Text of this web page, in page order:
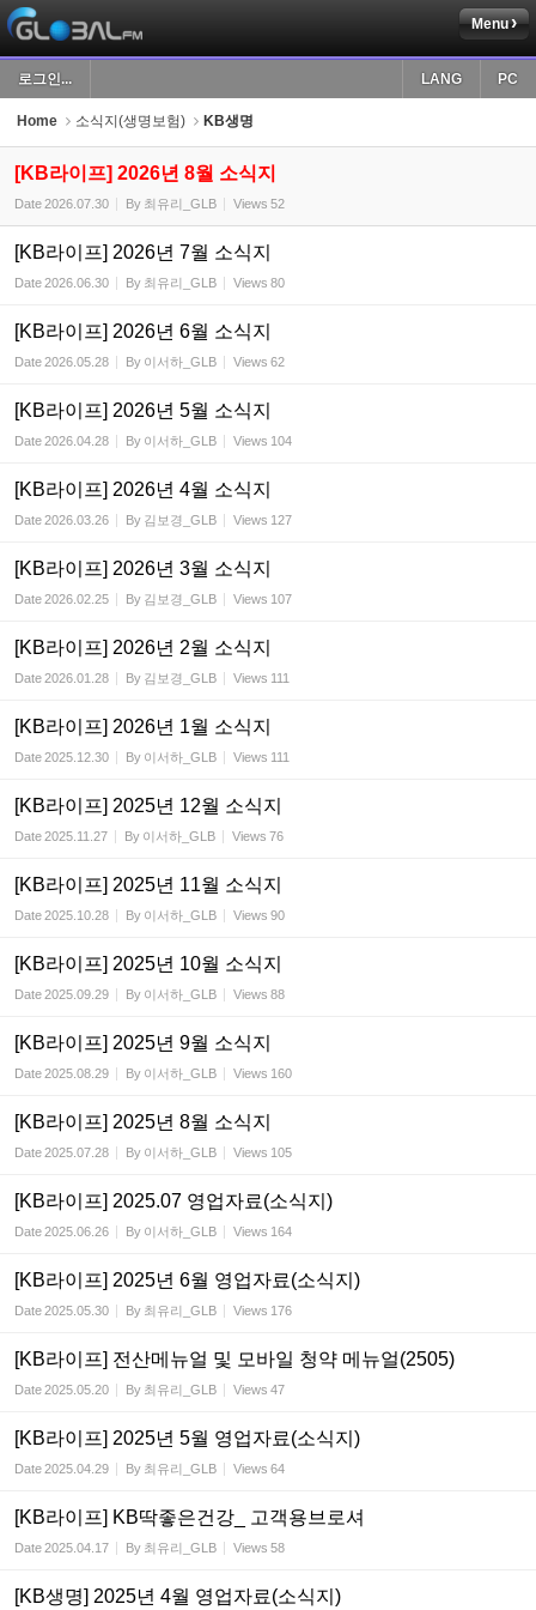
Menu
로그인... PC
LANG
Home 소식지(생명보험) KB생명
[KB라이프] 2026년 8월 소식지
Date2026.07.30 By 최유리_GLB Views 52
[KB라이프] 2026년 7월 소식지
Date2026.06.30 By 최유리_GLB Views 80
[KB라이프] 2026년 6월 소식지
Date2026.05.28 By 이서하_GLB Views 62
[KB라이프] 2026년 5월 소식지
Date2026.04.28 By 이서하_GLB Views 104
[KB라이프] 2026년 4월 소식지
Date2026.03.26 By 김보경_GLB Views 127
[KB라이프] 2026년 3월 소식지
Date2026.02.25 By 김보경_GLB Views 107
[KB라이프] 2026년 2월 소식지
Date2026.01.28 By 김보경_GLB Views 111
[KB라이프] 2026년 1월 소식지
Date2025.12.30 By 이서하_GLB Views 111
[KB라이프] 2025년 12월 소식지
Date2025.11.27 By 이서하_GLB Views 76
[KB라이프] 2025년 11월 소식지
Date2025.10.28 By 이서하_GLB Views 90
[KB라이프] 2025년 10월 소식지
Date2025.09.29 By 이서하_GLB Views 88
[KB라이프] 2025년 9월 소식지
Date2025.08.29 By 이서하_GLB Views 160
[KB라이프] 2025년 8월 소식지
Date2025.07.28 By 이서하_GLB Views 105
[KB라이프] 2025.07 영업자료(소식지)
Date2025.06.26 By 이서하_GLB Views 164
[KB라이프] 2025년 6월 영업자료(소식지)
Date2025.05.30 By 최유리_GLB Views 176
[KB라이프] 전산메뉴얼 및 모바일 청약 메뉴얼(2505)
Date2025.05.20 By 최유리_GLB Views 47
[KB라이프] 2025년 5월 영업자료(소식지)
Date2025.04.29 By 최유리_GLB Views 64
[KB라이프] KB딱좋은건강_ 고객용브로셔
Date2025.04.17 By 최유리_GLB Views 58
[KB생명] 2025년 4월 영업자료(소식지)
Sketchbook5, 스케치북5
Sketchbook5, 스케치북5